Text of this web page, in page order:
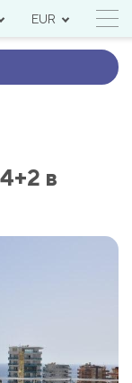
EUR
в